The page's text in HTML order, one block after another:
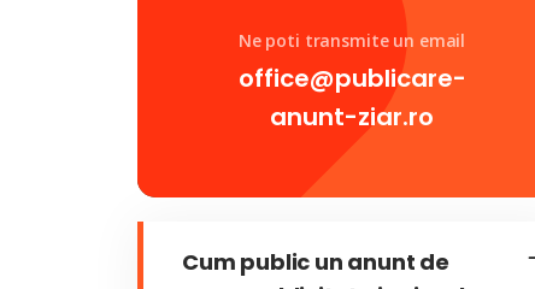
Ne poti transmite un email
office@publicare-
anunt-ziar.ro
Cum public un anunt de